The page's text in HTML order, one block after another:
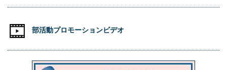
部活動プロモーションビデオ